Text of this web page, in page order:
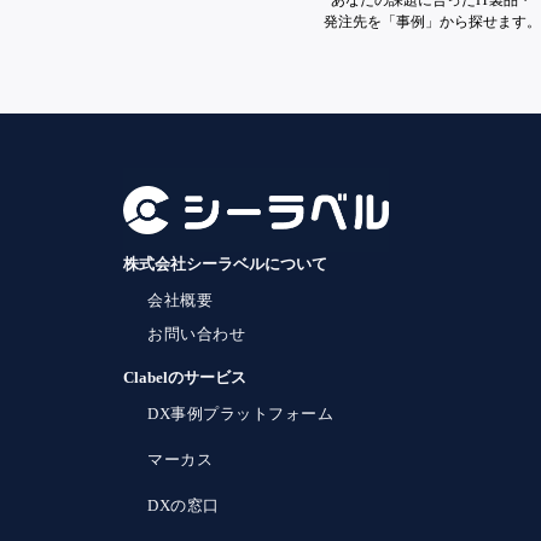
発注先を「事例」から探せます。
株式会社シーラベルについて
会社概要
お問い合わせ
Clabelのサービス
DX事例プラットフォーム
マーカス
DXの窓口